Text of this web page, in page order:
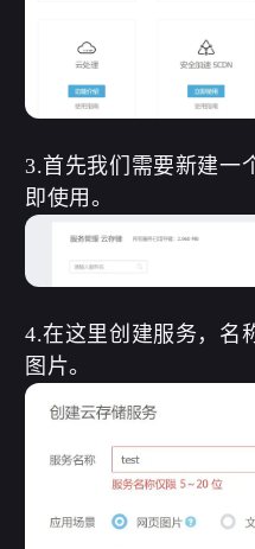
3.首先我们需要新建一
即使用。
4.在这里创建服务，名
图片。